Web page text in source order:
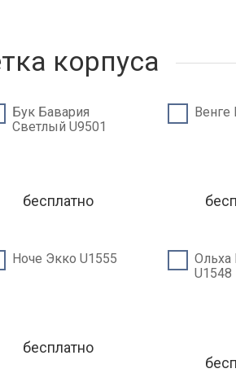
корпуса
Бук Бавария
Светлый U9501
бесплатно
Венге
Ноче Экко U1555
бесплатно
Ольха
U1548